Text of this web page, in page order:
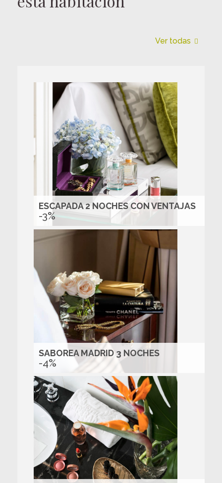
Ver todas
ESCAPADA 2 NOCHES CON VENTAJAS
-3%
SABOREA MADRID 3 NOCHES
-4%